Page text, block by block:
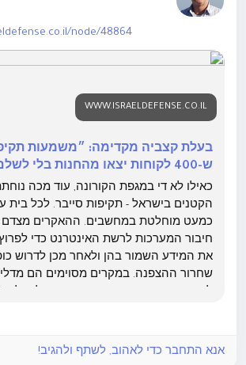
node/48864
WWW.ISRAELDEFENSE.CO.IL
בעלת קצביה מקדימה: ״משמעות
ש-400 לקוחות יצאו מהחנות בלי לשלם״
כאילו לא די במגפת הקורונה, עוד מכה
הקטנים בישראל - תקיפות סייבר. לכל בית
כמעט מוחלטת במחשבים. ההאקרים מצדם
חיבור המערכות לרשת האינטרנט כדי לפרוץ,
את המידע השמור בהן ולאחר מכן לדרוש
שחרור ההצפנה. במקרים מסוימים הם
איום של דלף מידע. תעשיית הכופר היא
אנא התחבר כדי לאהוב, לשתף ולהגיב!